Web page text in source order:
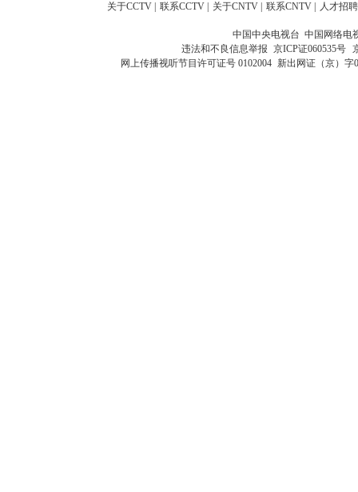
关于CCTV 联系CCTV 关于CNTV 联系CNTV 人才招聘
中国中央电视台 中国网络电
违法和不良信息举报 京ICP证060535号
网上传播视听节目许可证号 0102004 新出网证（京）